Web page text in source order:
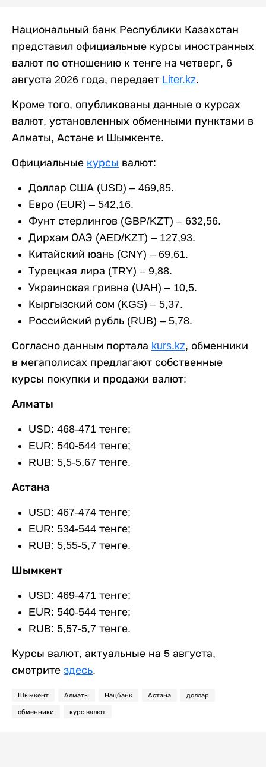
Национальный банк Республики Казахстан
представил официальные курсы иностранных
валют по отношению к тенге на четверг, 6
августа 2026 года, передает Liter.kz.
Кроме того, опубликованы данные о курсах
валют, установленных обменными пунктами в
Алматы, Астане и Шымкенте.
Официальные курсы валют:
Доллар США (USD) – 469,85.
Евро (EUR) – 542,16.
Фунт стерлингов (GBP/KZT) – 632,56.
Дирхам ОАЭ (AED/KZT) – 127,93.
Китайский юань (CNY) – 69,61.
Турецкая лира (TRY) – 9,88.
Украинская гривна (UAH) – 10,5.
Кыргызский сом (KGS) – 5,37.
Российский рубль (RUB) – 5,78.
Согласно данным портала kurs.kz, обменники
в мегаполисах предлагают собственные
курсы покупки и продажи валют:
Алматы
USD: 468-471 тенге;
EUR: 540-544 тенге;
RUB: 5,5-5,67 тенге.
Астана
USD: 467-474 тенге;
EUR: 534-544 тенге;
RUB: 5,55-5,7 тенге.
Шымкент
USD: 469-471 тенге;
EUR: 540-544 тенге;
RUB: 5,57-5,7 тенге.
Курсы валют, актуальные на 5 августа,
смотрите здесь.
Шымкент Алматы Нацбанк Астана доллар
обменники курс валют